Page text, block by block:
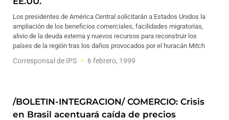
Los presidentes de América Central solicitarán a Estados Unidos la
ampliación de los beneficios comerciales, facilidades migratorias,
alivio de la deuda externa y nuevos recursos para reconstruir los
países de la región tras los daños provocados por el huracán Mitch
Corresponsal de IPS 6 febrero, 1999
/BOLETIN-INTEGRACION/ COMERCIO: Crisis
en Brasil acentuará caída de precios